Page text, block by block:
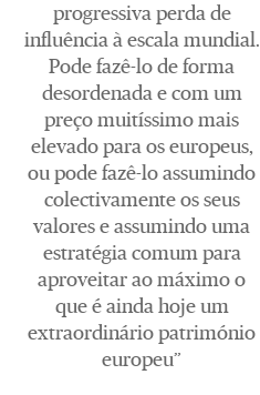
progressiva perda de
influência à escala mundial.
Pode fazê-lo de forma
desordenada e com um
preço muitíssimo mais
elevado para os europeus,
ou pode fazê-lo assumindo
colectivamente os seus
valores e assumindo uma
estratégia comum para
aproveitar ao máximo o
que é ainda hoje um
extraordinário património
europeu”